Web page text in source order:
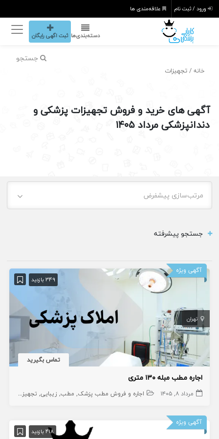
ورود / ثبت نام علاقه‌مندی ها
دسته‌بندی‌ها ثبت اگهی رایگان
جستجو
خانه / تجهیزات
آگهی های خرید و فروش تجهیزات پزشکی و
دندانپزشکی مرداد ۱۴۰۵
مرتب‌سازی پیشفرض
جستجو پیشرفته
آگهی ویژه
349 بازدید
تهران
تماس بگیرید
اجاره مطب مبله ۱۳۰ متری
مرداد ۸, ۱۴۰۵ اجاره و فروش مطب پزشک مطب زیبایی تجهیزات
آگهی ویژه
418 بازدید